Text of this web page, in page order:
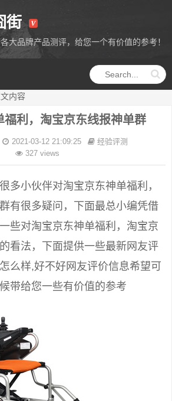
街
大品牌产品测评，给您一个有价值的参考！
内容
福利，淘宝京东线报神单群
2021-03-12 21:09:25
经验评测
327 views
多小伙伴对淘宝京东神单福利，
有很多疑问，下面最总小编凭借
些对淘宝京东神单福利，淘宝京
看法，下面提供一些最新网友评
么样,好不好网友评价信息希望可
带给您一些有价值的参考